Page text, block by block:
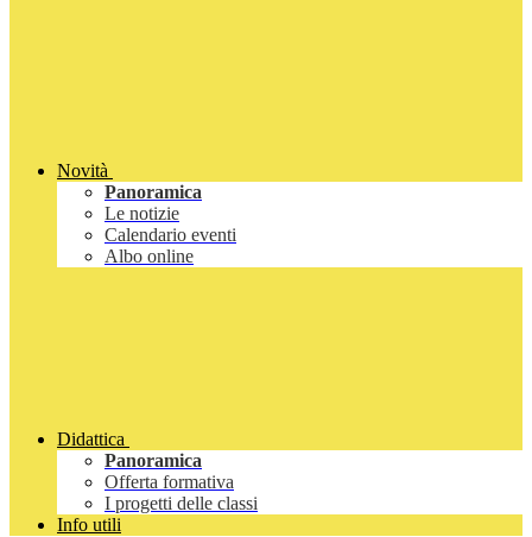
Novità
Panoramica
Le notizie
Calendario eventi
Albo online
Didattica
Panoramica
Offerta formativa
I progetti delle classi
Info utili